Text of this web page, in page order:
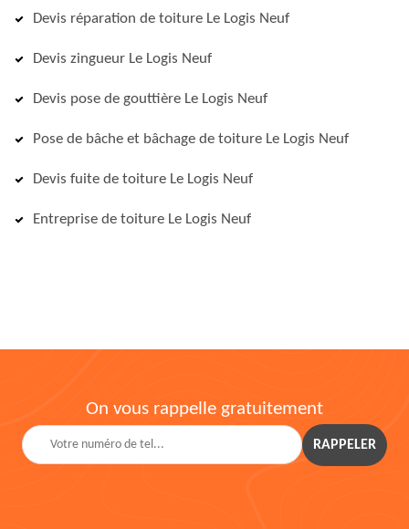
Devis réparation de toiture Le Logis Neuf
Devis zingueur Le Logis Neuf
Devis pose de gouttière Le Logis Neuf
Pose de bâche et bâchage de toiture Le Logis Neuf
Devis fuite de toiture Le Logis Neuf
Entreprise de toiture Le Logis Neuf
On vous rappelle gratuitement